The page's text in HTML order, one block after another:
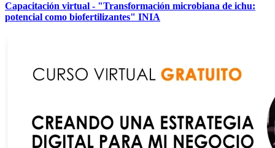
Capacitación virtual - "Transformación microbiana de ichu:
potencial como biofertilizantes" INIA